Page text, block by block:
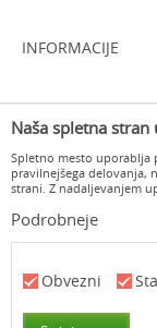
Delovni čas
Varovanje osebnih
Pogosta vprašanja
Vračilo kupnine
Odstop od pogodbe
INFORMACIJE
Delovni čas
Kontakt
©2026
Naša spletna
Spletno mesto uporablja
pravilnejšega delovanja,
strani. Z nadaljevanjem
Podrobneje
Obvezni